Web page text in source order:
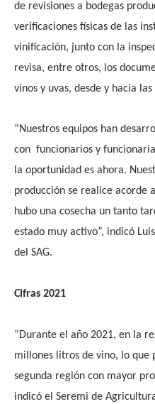
de revisiones a bodegas
verificaciones físicas de las
vinificación, junto con la
revisa, entre otros, los
vinos y uvas, desde y hacia las
“Nuestros equipos han
con funcionarios y
la oportunidad es ahora.
producción se realice acorde
hubo una cosecha un tanto
estado muy activo”, indicó
del SAG.
Cifras 2021
“Durante el año 2021, en la
millones litros de vino, lo que
segunda región con mayor
indicó el Seremi de